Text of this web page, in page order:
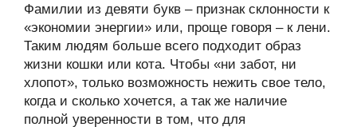
Фамилии из девяти букв – признак склонности к
«экономии энергии» или, проще говоря – к лени.
Таким людям больше всего подходит образ
жизни кошки или кота. Чтобы «ни забот, ни
хлопот», только возможность нежить свое тело,
когда и сколько хочется, а так же наличие
полной уверенности в том, что для